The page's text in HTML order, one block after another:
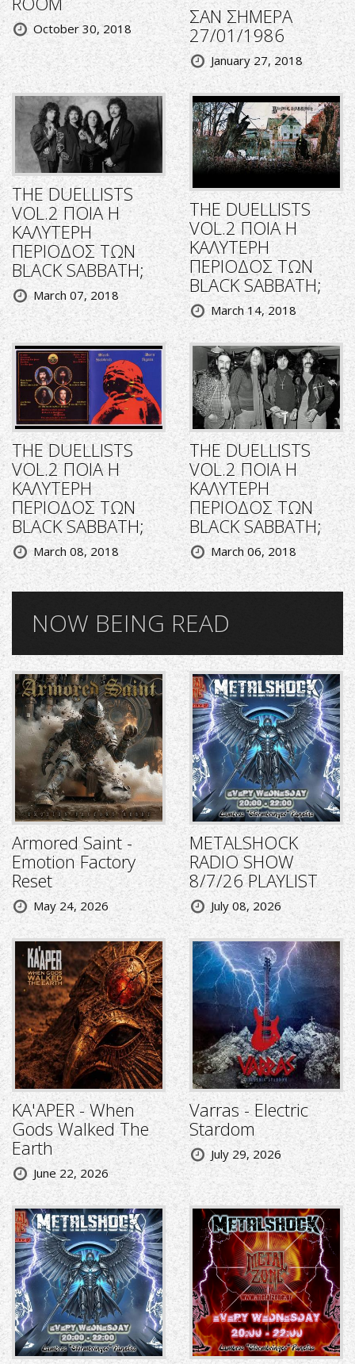
October 30, 2018
ΣΑΝ ΣΗΜΕΡΑ
27/01/1986
January 27, 2018
THE DUELLISTS
VOL.2 ΠΟΙΑ Η
ΚΑΛΥΤΕΡΗ
ΠΕΡΙΟΔΟΣ ΤΩΝ
BLACK SABBATH;
March 07, 2018
THE DUELLISTS
VOL.2 ΠΟΙΑ Η
ΚΑΛΥΤΕΡΗ
ΠΕΡΙΟΔΟΣ ΤΩΝ
BLACK SABBATH;
March 14, 2018
THE DUELLISTS
VOL.2 ΠΟΙΑ Η
ΚΑΛΥΤΕΡΗ
ΠΕΡΙΟΔΟΣ ΤΩΝ
BLACK SABBATH;
March 08, 2018
THE DUELLISTS
VOL.2 ΠΟΙΑ Η
ΚΑΛΥΤΕΡΗ
ΠΕΡΙΟΔΟΣ ΤΩΝ
BLACK SABBATH;
March 06, 2018
NOW BEING READ
Armored Saint -
Emotion Factory
Reset
May 24, 2026
METALSHOCK
RADIO SHOW
8/7/26 PLAYLIST
July 08, 2026
KA'APER - When
Gods Walked The
Earth
June 22, 2026
Varras - Electric
Stardom
July 29, 2026